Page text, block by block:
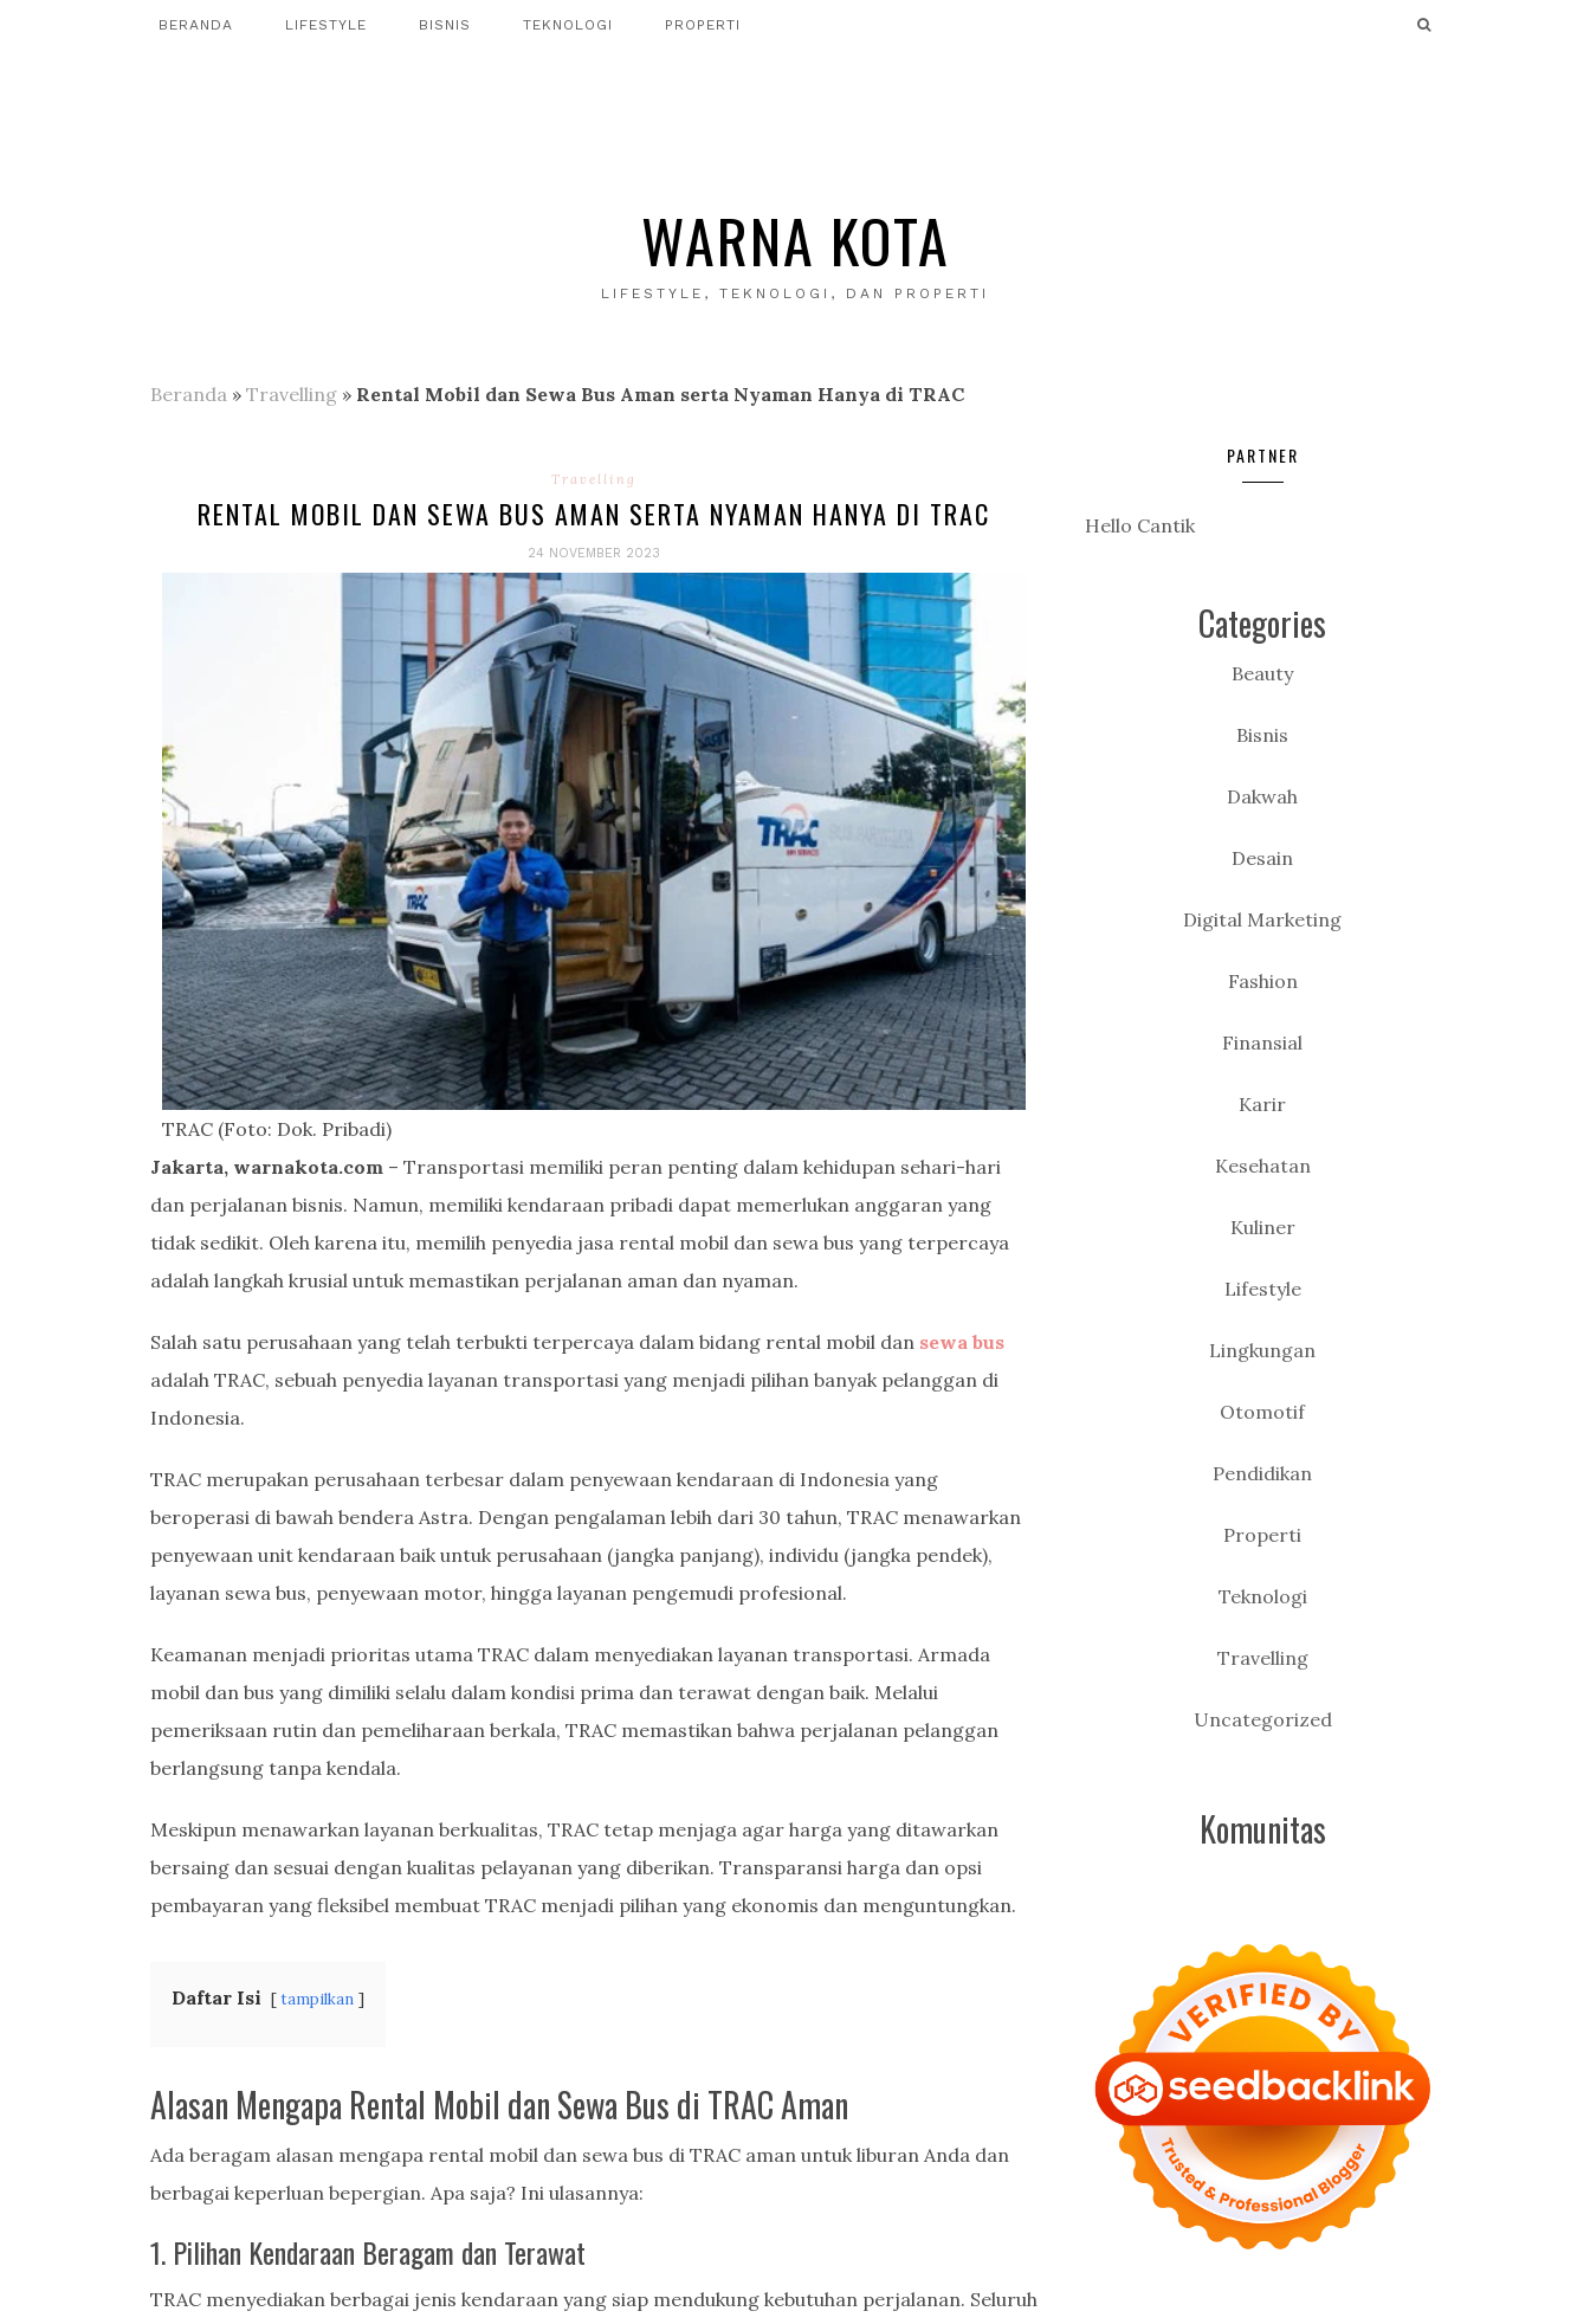
BERANDA LIFESTYLE BISNIS TEKNOLOGI PROPERTI
WARNA KOTA
LIFESTYLE, TEKNOLOGI, DAN PROPERTI
Beranda » Travelling » Rental Mobil dan Sewa Bus Aman serta Nyaman Hanya di TRAC
Travelling
RENTAL MOBIL DAN SEWA BUS AMAN SERTA NYAMAN HANYA DI TRAC
24 NOVEMBER 2023
TRAC (Foto: Dok. Pribadi)
Jakarta, warnakota.com – Transportasi memiliki peran penting dalam kehidupan sehari-hari
dan perjalanan bisnis. Namun, memiliki kendaraan pribadi dapat memerlukan anggaran yang
tidak sedikit. Oleh karena itu, memilih penyedia jasa rental mobil dan sewa bus yang terpercaya
adalah langkah krusial untuk memastikan perjalanan aman dan nyaman.
Salah satu perusahaan yang telah terbukti terpercaya dalam bidang rental mobil dan sewa bus
adalah TRAC, sebuah penyedia layanan transportasi yang menjadi pilihan banyak pelanggan di
Indonesia.
TRAC merupakan perusahaan terbesar dalam penyewaan kendaraan di Indonesia yang
beroperasi di bawah bendera Astra. Dengan pengalaman lebih dari 30 tahun, TRAC menawarkan
penyewaan unit kendaraan baik untuk perusahaan (jangka panjang), individu (jangka pendek),
layanan sewa bus, penyewaan motor, hingga layanan pengemudi profesional.
Keamanan menjadi prioritas utama TRAC dalam menyediakan layanan transportasi. Armada
mobil dan bus yang dimiliki selalu dalam kondisi prima dan terawat dengan baik. Melalui
pemeriksaan rutin dan pemeliharaan berkala, TRAC memastikan bahwa perjalanan pelanggan
berlangsung tanpa kendala.
Meskipun menawarkan layanan berkualitas, TRAC tetap menjaga agar harga yang ditawarkan
bersaing dan sesuai dengan kualitas pelayanan yang diberikan. Transparansi harga dan opsi
pembayaran yang fleksibel membuat TRAC menjadi pilihan yang ekonomis dan menguntungkan.
Daftar Isi tampilkan
Alasan Mengapa Rental Mobil dan Sewa Bus di TRAC Aman
Ada beragam alasan mengapa rental mobil dan sewa bus di TRAC aman untuk liburan Anda dan
berbagai keperluan bepergian. Apa saja? Ini ulasannya:
1. Pilihan Kendaraan Beragam dan Terawat
TRAC menyediakan berbagai jenis kendaraan yang siap mendukung kebutuhan perjalanan. Seluruh
PARTNER
Hello Cantik
Categories
Beauty
Bisnis
Dakwah
Desain
Digital Marketing
Fashion
Finansial
Karir
Kesehatan
Kuliner
Lifestyle
Lingkungan
Otomotif
Pendidikan
Properti
Teknologi
Travelling
Uncategorized
Komunitas